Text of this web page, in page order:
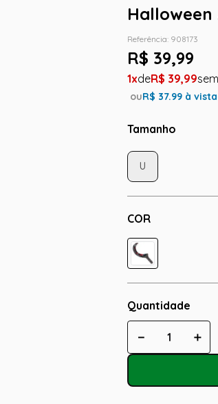
Referência: 908173
R$ 39,99
1 R$ 39,99
ouR$ 37.99 à vista
Tamanho
COR
U
Quantidade
＋
－